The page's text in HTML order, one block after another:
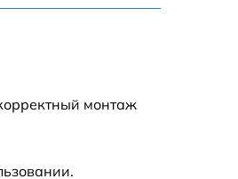
монтаж